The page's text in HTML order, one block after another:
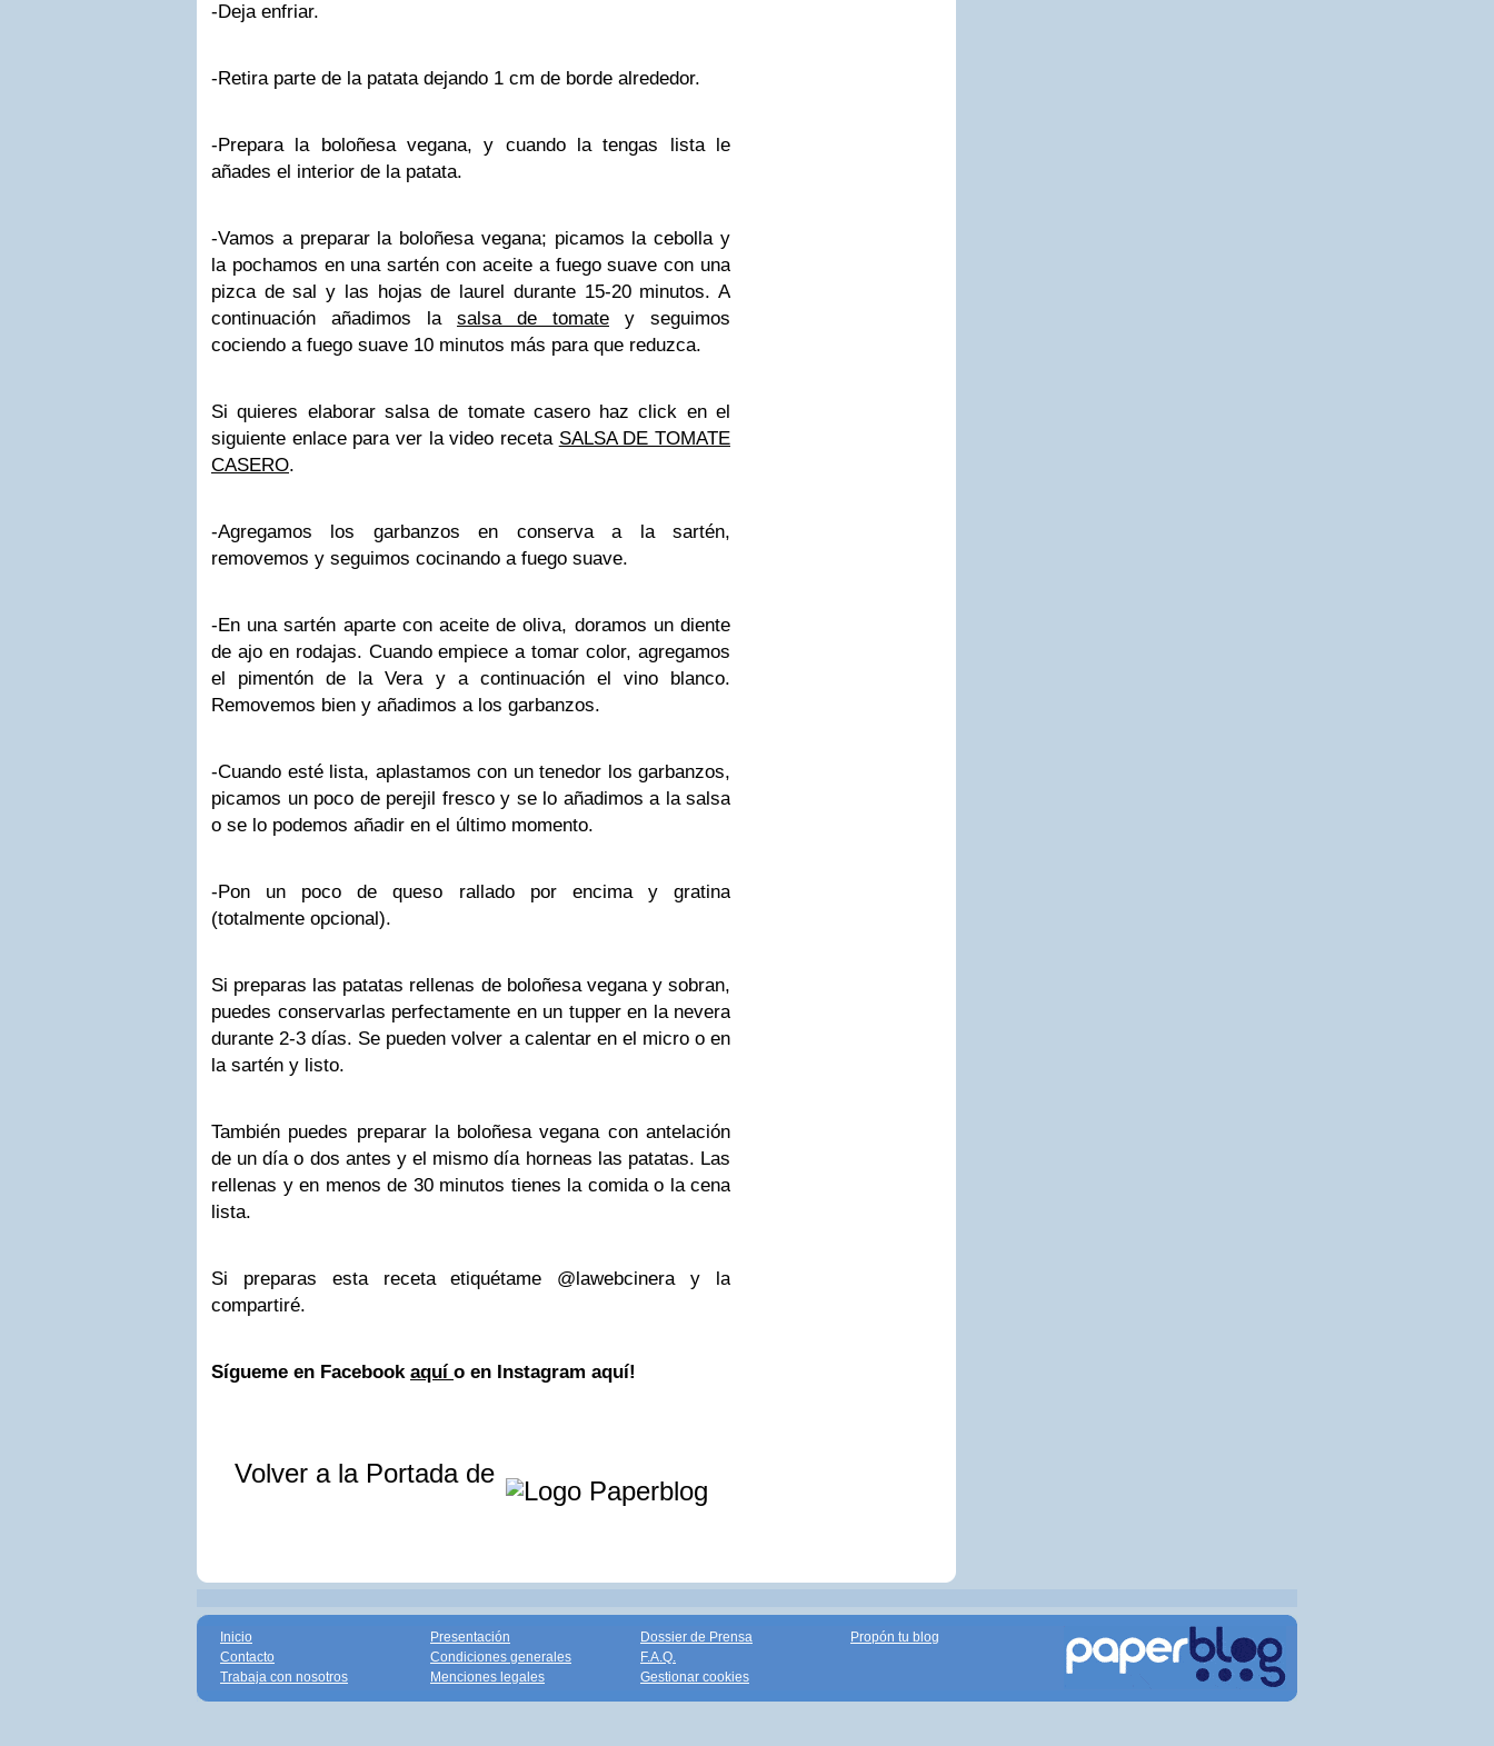
-Deja enfriar.
-Retira parte de la patata dejando 1 cm de borde alrededor.
-Prepara la boloñesa vegana, y cuando la tengas lista le
añades el interior de la patata.
-Vamos a preparar la boloñesa vegana; picamos la cebolla y
la pochamos en una sartén con aceite a fuego suave con una
pizca de sal y las hojas de laurel durante 15-20 minutos. A
continuación añadimos la salsa de tomate y seguimos
cociendo a fuego suave 10 minutos más para que reduzca.
Si quieres elaborar salsa de tomate casero haz click en el
siguiente enlace para ver la video receta SALSA DE TOMATE
CASERO.
-Agregamos los garbanzos en conserva a la sartén,
removemos y seguimos cocinando a fuego suave.
-En una sartén aparte con aceite de oliva, doramos un diente
de ajo en rodajas. Cuando empiece a tomar color, agregamos
el pimentón de la Vera y a continuación el vino blanco.
Removemos bien y añadimos a los garbanzos.
-Cuando esté lista, aplastamos con un tenedor los garbanzos,
picamos un poco de perejil fresco y se lo añadimos a la salsa
o se lo podemos añadir en el último momento.
-Pon un poco de queso rallado por encima y gratina
(totalmente opcional).
Si preparas las patatas rellenas de boloñesa vegana y sobran,
puedes conservarlas perfectamente en un tupper en la nevera
durante 2-3 días. Se pueden volver a calentar en el micro o en
la sartén y listo.
También puedes preparar la boloñesa vegana con antelación
de un día o dos antes y el mismo día horneas las patatas. Las
rellenas y en menos de 30 minutos tienes la comida o la cena
lista.
Si preparas esta receta etiquétame @lawebcinera y la
compartiré.
Sígueme en Facebook aquí o en Instagram aquí!
Volver a la Portada de
Inicio
Contacto
Trabaja con nosotros
Presentación
Condiciones generales
Menciones legales
Dossier de Prensa
F.A.Q.
Gestionar cookies
Propón tu blog